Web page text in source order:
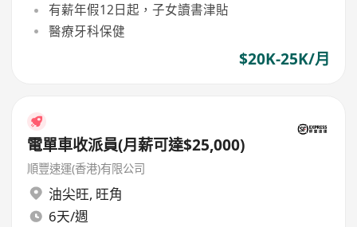
有薪年假12日起，子女讀書津貼
醫療牙科保健
$20K-25K/月
電單車收派員(月薪可達$25,000)
順豐速運(香港)有限公司
油尖旺, 旺角
6天/週